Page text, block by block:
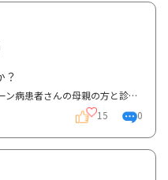
？
Gコミュニティの宮﨑です。先日クローン病患者さんの母親の方と診断後の食事についてお話しする機会があ...
15 0